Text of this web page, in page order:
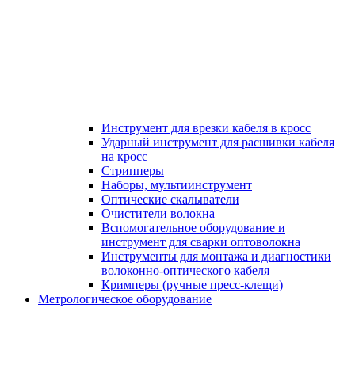
Инструмент для врезки кабеля в кросс
Ударный инструмент для расшивки кабеля
на кросс
Стрипперы
Наборы, мультиинструмент
Оптические скалыватели
Очистители волокна
Вспомогательное оборудование и
инструмент для сварки оптоволокна
Инструменты для монтажа и диагностики
волоконно-оптического кабеля
Кримперы (ручные пресс-клещи)
Метрологическое оборудование